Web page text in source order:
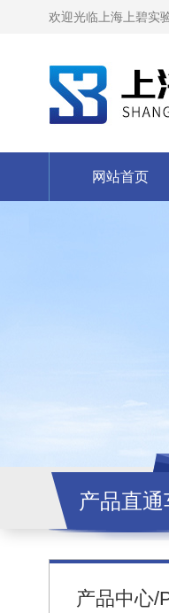
欢迎光临上海上碧实
网站首页
产品直通
产品中心/